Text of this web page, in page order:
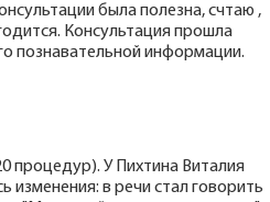
была полезна, счтаю ,
Консультация прошла
познавательной информации.
процедур). У Пихтина Виталия
изменения: в речи стал говорить